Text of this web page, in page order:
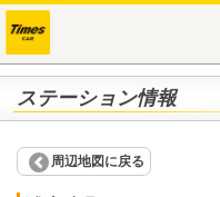
ステーション情報
周辺地図に戻る